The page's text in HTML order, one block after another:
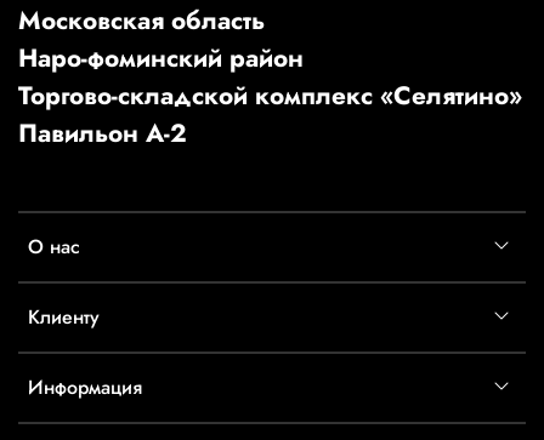
О нас
Клиенту
Информация
Московская область
Наро-фоминский район
Торгово-складской комплекс «Селятино»
Павильон А-2